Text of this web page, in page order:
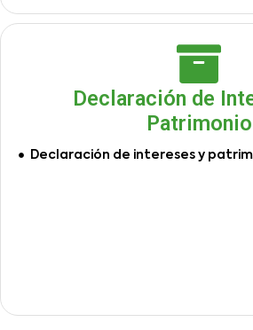
Declaración de
Patrimonio
Declaración de intereses y